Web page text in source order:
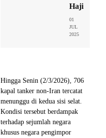
Haji
01
JUL
2025
Hingga Senin (2/3/2026), 706
kapal tanker non-Iran tercatat
menunggu di kedua sisi selat.
Kondisi tersebut berdampak
terhadap sejumlah negara
khusus negara pengimpor